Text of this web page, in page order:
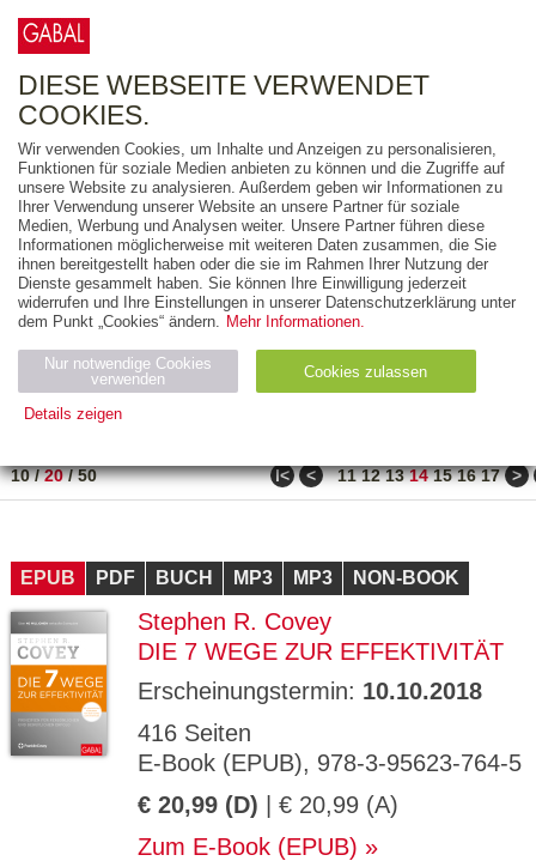
FREITEXT
AUSGABEART
AUS DER REIHE
ZUM THEMA
Neuerscheinung
Bestseller
PREIS
10/20/50 ǀ< < 11 12 13 14 15 16 17 >
EPUB PDF BUCH MP3 MP3 NON-BOOK
Stephen R. Covey
DIE 7 WEGE ZUR EFFEKTIVITÄT
Erscheinungstermin: 10.10.2018
416 Seiten
E-Book (EPUB), 978-3-95623-764-5
€ 20,99 (D) | € 20,99 (A)
Zum E-Book (EPUB)
DIESE WEBSEITE VERWENDET
COOKIES.
Wir verwenden Cookies, um Inhalte und Anzeigen zu personalisieren,
Funktionen für soziale Medien anbieten zu können und die Zugriffe auf
unsere Website zu analysieren. Außerdem geben wir Informationen zu
Ihrer Verwendung unserer Website an unsere Partner für soziale
Medien, Werbung und Analysen weiter. Unsere Partner führen diese
Informationen möglicherweise mit weiteren Daten zusammen, die Sie
ihnen bereitgestellt haben oder die sie im Rahmen Ihrer Nutzung der
Dienste gesammelt haben. Sie können Ihre Einwilligung jederzeit
widerrufen und Ihre Einstellungen in unserer Datenschutzerklärung unter
dem Punkt „Cookies“ ändern. Mehr Informationen.
Nur notwendige Cookies
verwenden
Cookies zulassen
Details zeigen
Name Zweck
ESSION
_ID
verlag.
de
Session verwendet
ssi
on
GV_CO
OKIES
gabal-
verlag.
Speichert den Zustimmungsstatus des
Benutzers für Cookies auf der aktuellen
Domäne.
T
P